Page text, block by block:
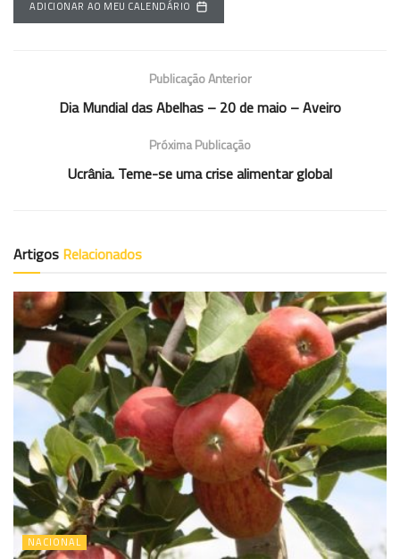
ADICIONAR AO MEU CALENDÁRIO
Publicação Anterior
Dia Mundial das Abelhas – 20 de maio – Aveiro
Próxima Publicação
Ucrânia. Teme-se uma crise alimentar global
Artigos Relacionados
NACIONAL